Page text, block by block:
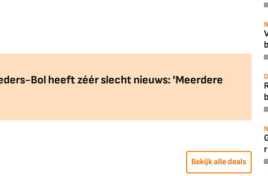
Bol heeft zéér slecht nieuws: 'Meerdere
Bekijk alle deals